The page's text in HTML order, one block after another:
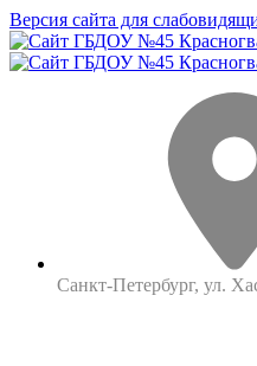
Версия сайта для
Санкт-Петербург, ул.